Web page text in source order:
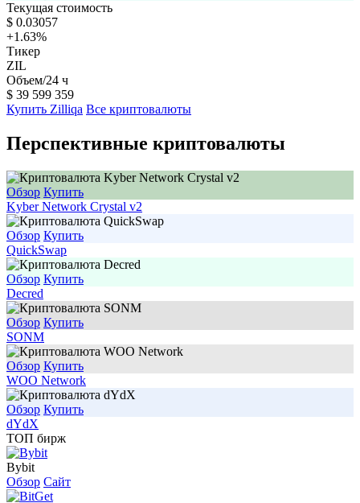
Текущая стоимость
$ 0.03057
+1.63%
Тикер
ZIL
Объем/24 ч
$ 39 599 359
Купить Zilliqa Все криптовалюты
Перспективные криптовалюты
Обзор Купить
Kyber Network Crystal v2
Обзор Купить
QuickSwap
Обзор Купить
Decred
Обзор Купить
SONM
Обзор Купить
WOO Network
Обзор Купить
dYdX
ТОП бирж
Bybit
Обзор Сайт